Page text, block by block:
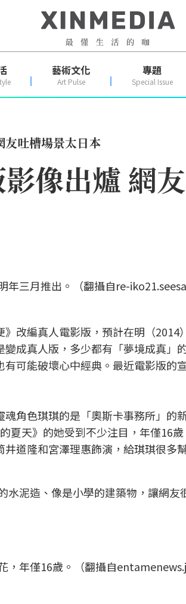
藝術文化
Art Pulse
專題
Special Issue
友吐槽場景太日本
像出爐 網
三月推出。（翻攝自re-
改編真人電影版，預計在明（2014
成真人版，多少都有「夢境成真」
可能破壞心中經典。最近電影版的
角色琪琪的是「奧斯卡事務所」的
夏天》的她受到不少注目，年僅16
道隆和宮澤理惠飾演，給琪琪很多
水泥造、像是小學的建築物，讓網友
，年僅16歲。（翻攝自